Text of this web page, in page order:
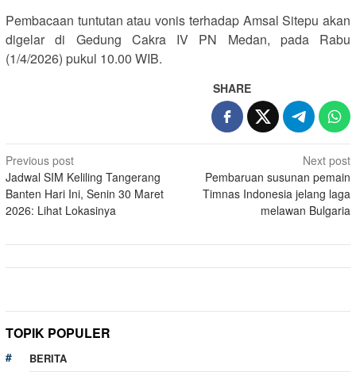
Pembacaan tuntutan atau vonis terhadap Amsal Sitepu akan
digelar di Gedung Cakra IV PN Medan, pada Rabu
(1/4/2026) pukul 10.00 WIB.
SHARE
Post
navigation
Previous post
Jadwal SIM Keliling Tangerang
Banten Hari Ini, Senin 30 Maret
2026: Lihat Lokasinya
Next post
Pembaruan susunan pemain
Timnas Indonesia jelang laga
melawan Bulgaria
TOPIK POPULER
BERITA